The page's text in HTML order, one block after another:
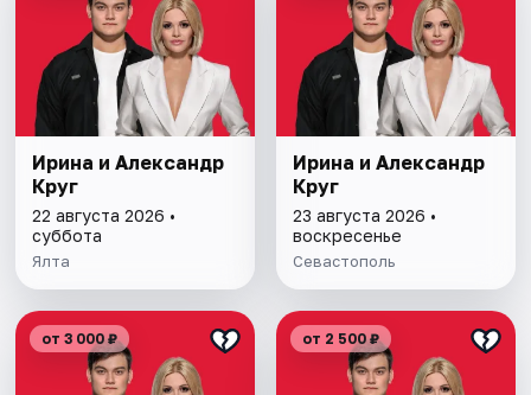
Ирина и Александр
Круг
22 августа 2026 •
суббота
Ялта
Ирина и Александр
Круг
23 августа 2026 •
воскресенье
Севастополь
от 3 000 ₽ от 2 500 ₽